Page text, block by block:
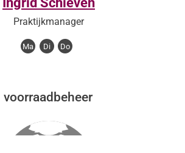
Praktijkmanager
Ma Di Do